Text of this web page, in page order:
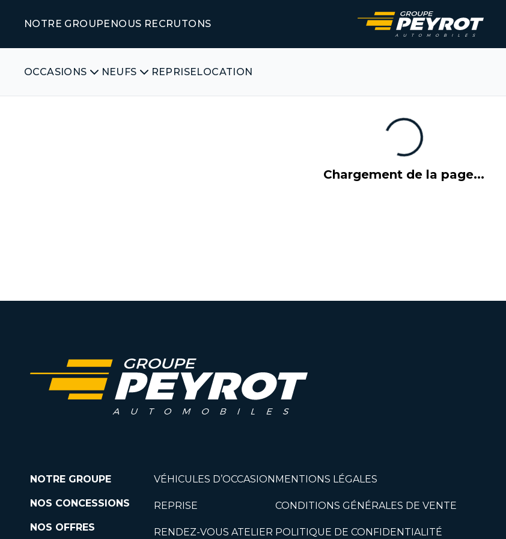
NOTRE GROUPE NOUS RECRUTONS
OCCASIONS NEUFS REPRISELOCATION
Chargement de la page...
NOTRE GROUPE
NOS CONCESSIONS
NOS OFFRES
VÉHICULES D’OCCASION
REPRISE
RENDEZ-VOUS ATELIER
MENTIONS LÉGALES
CONDITIONS GÉNÉRALES DE VENTE
POLITIQUE DE CONFIDENTIALITÉ